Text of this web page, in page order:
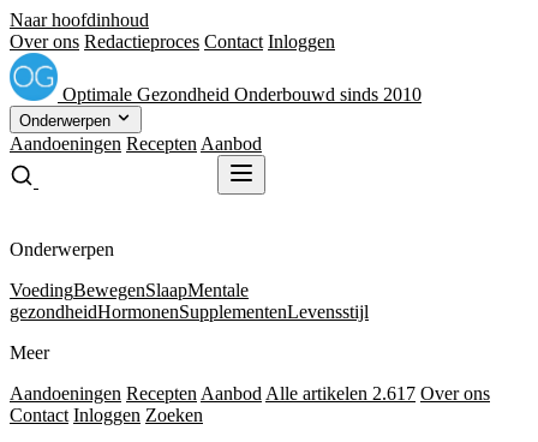
Naar hoofdinhoud
Over ons Redactieproces Contact Inloggen
Optimale Gezondheid Onderbouwd sinds 2010
Onderwerpen
Aandoeningen Recepten Aanbod
Onderwerpen
VoedingBewegenSlaapMentale
gezondheidHormonenSupplementenLevensstijl
Meer
Aandoeningen Recepten Aanbod Alle artikelen 2.617 Over ons
Contact Inloggen Zoeken